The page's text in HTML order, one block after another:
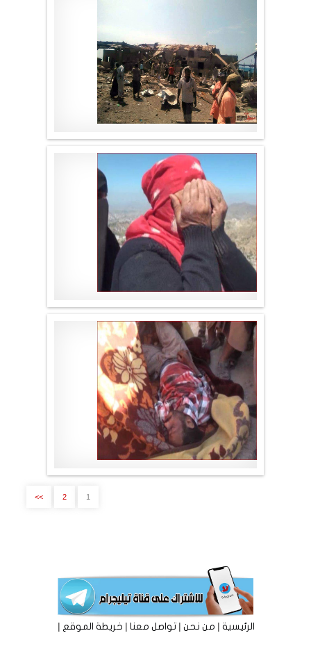
موقع لا الأخباري
.
موقع لا الأخباري
.
موقع لا الأخباري
.
1
2
>>
الرئيسية|من نحن|تواصل معنا|خريطة الموقع |